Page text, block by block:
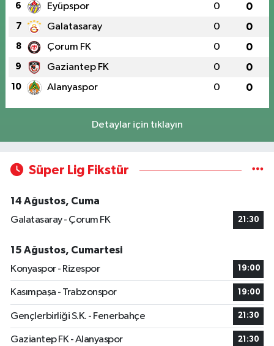
6 Eyüpspor 0 0
7 Galatasaray 0 0
8 Çorum FK 0 0
9 Gaziantep FK 0 0
10 Alanyaspor 0 0
Detaylar için tıklayın
Süper Lig Fikstür
14 Ağustos, Cuma
Galatasaray - Çorum FK
21:30
15 Ağustos, Cumartesi
Konyaspor - Rizespor
19:00
Kasımpaşa - Trabzonspor 19:00
Gençlerbirliği S.K. - Fenerbahçe 21:30
Gaziantep FK - Alanyaspor 21:30